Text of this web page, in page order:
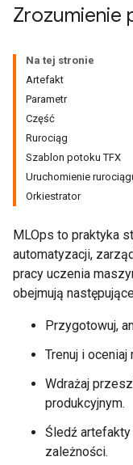
Zrozumienie
Na tej stronie
Artefakt
Parametr
Część
Rurociąg
Szablon potoku TFX
Uruchomienie
Orkiestrator
MLOps to praktyka
automatyzacji,
pracy uczenia
obejmują
Przygotowuj,
Trenuj i oceniaj
Wdrażaj
produkcyjnym.
Śledź
zależności.